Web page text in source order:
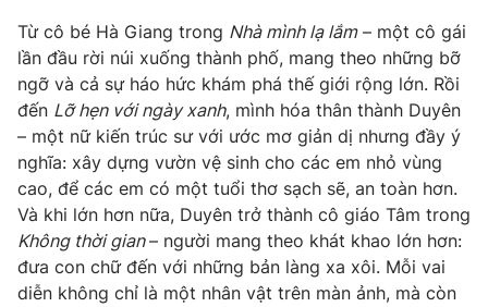
Từ cô bé Hà Giang trong Nhà mình lạ lắm– một cô gái
lần đầu rời núi xuống thành phố, mang theo những bỡ
ngỡ và cả sự háo hức khám phá thế giới rộng lớn. Rồi
đến Lỡ hẹn với ngày xanh, mình hóa thân thành Duyên
– một nữ kiến trúc sư với ước mơ giản dị nhưng đầy ý
nghĩa: xây dựng vườn vệ sinh cho các em nhỏ vùng
cao, để các em có một tuổi thơ sạch sẽ, an toàn hơn.
Và khi lớn hơn nữa, Duyên trở thành cô giáo Tâm trong
Không thời gian– người mang theo khát khao lớn hơn:
đưa con chữ đến với những bản làng xa xôi. Mỗi vai
diễn không chỉ là một nhân vật trên màn ảnh, mà còn